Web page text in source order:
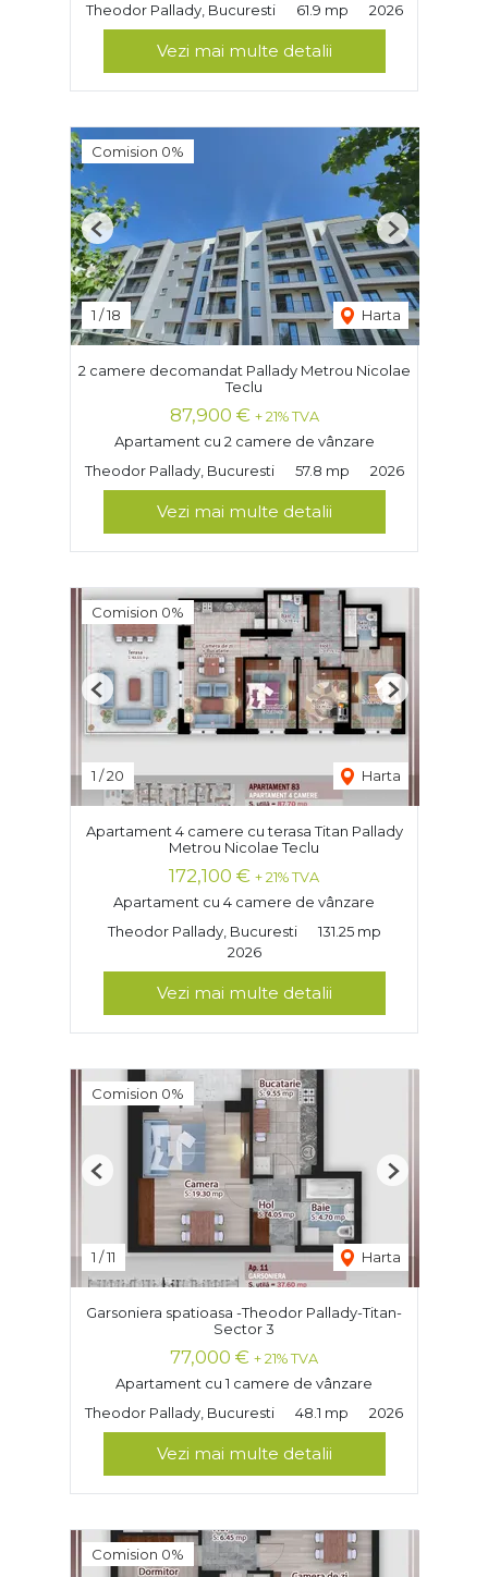
Theodor Pallady, Bucuresti
61.9 mp 2026
Vezi mai multe detalii
Comision 0%
1 /18 Harta
Previous Next
2 camere decomandat Pallady Metrou Nicolae
Teclu
87,900 € + 21% TVA
Apartament cu 2 camere de vânzare
Theodor Pallady, Bucuresti
57.8 mp 2026
Vezi mai multe detalii
Comision 0%
1 /20 Harta
Previous Next
Apartament 4 camere cu terasa Titan Pallady
Metrou Nicolae Teclu
172,100 € + 21% TVA
Apartament cu 4 camere de vânzare
Theodor Pallady, Bucuresti
131.25 mp
2026
Vezi mai multe detalii
Comision 0%
1 /11 Harta
Previous Next
Garsoniera spatioasa -Theodor Pallady-Titan-
Sector 3
77,000 € + 21% TVA
Apartament cu 1 camere de vânzare
Theodor Pallady, Bucuresti
48.1 mp 2026
Vezi mai multe detalii
Comision 0%